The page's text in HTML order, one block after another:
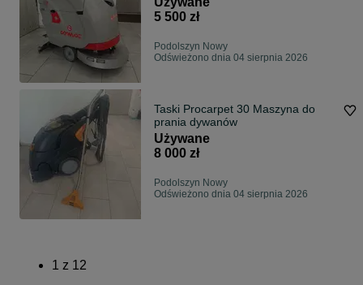
5 500 zł
Podolszyn Nowy
Odświeżono dnia 04 sierpnia 2026
Taski Procarpet 30 Maszyna do
prania dywanów
Używane
8 000 zł
Podolszyn Nowy
Odświeżono dnia 04 sierpnia 2026
1 z 12